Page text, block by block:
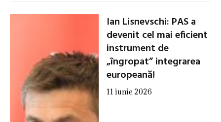
Ian Lisnevschi: PAS a
devenit cel mai eficient
instrument de
„îngropat” integrarea
europeană!
11 iunie 2026